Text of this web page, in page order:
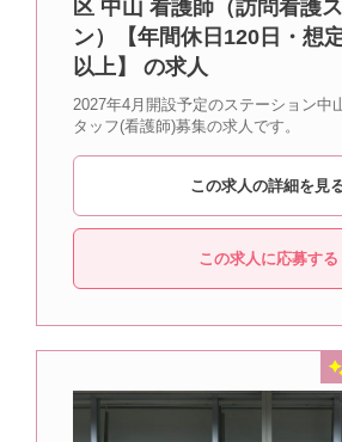
区 中山 看護師（訪問看護
ン）【年間休日120日・想
以上】 の求人
2027年4月開設予定のステーション中
タッフ(看護師)募集の求人です。
この求人の詳細を見
この求人に応募する